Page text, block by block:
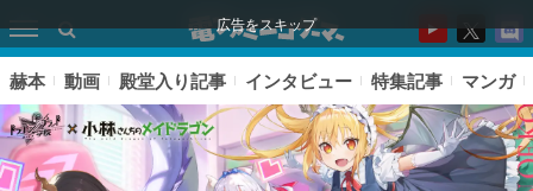
広告をスキップ
赫本 動画 殿堂入り記事 インタビュー 特集記事 マンガ